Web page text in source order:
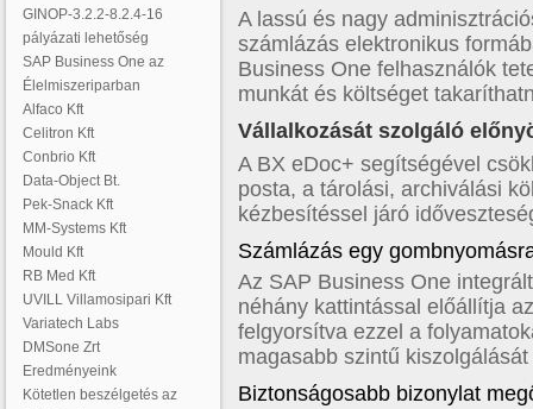
A lassú és nagy
számlázás elektronikus
Business One felhasználók
munkát és költséget
Vállalkozását szolgáló
A BX eDoc+ segítségével
posta, a tárolási, archiválási
kézbesítéssel járó
Számlázás egy
Az SAP Business One
néhány kattintással előállítja
felgyorsítva ezzel a
magasabb szintű
Biztonságosabb bizonylat
GINOP-3.2.2-8.2.4-16
pályázati lehetőség
SAP Business One az
Élelmiszeriparban
Alfaco Kft
Celitron Kft
Conbrio Kft
Data-Object Bt.
Pek-Snack Kft
MM-Systems Kft
Mould Kft
RB Med Kft
UVILL Villamosipari Kft
Variatech Labs
DMSone Zrt
Eredményeink
Kötetlen beszélgetés az